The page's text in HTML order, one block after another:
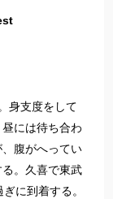
身支度をして
には待ち合わ
腹がへってい
。久喜で東武
に到着する。